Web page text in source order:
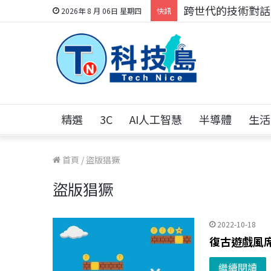
2026年 8 月 06日 星期四 快訊 跨世代的技術對
精選 3C AI人工智慧 半導體 生活
首頁 /盜版猖獗
盜版猖獗
2022-10-18
復古遊戲風
繼續閱讀